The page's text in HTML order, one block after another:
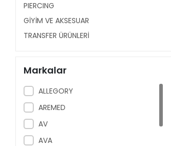
PIERCING
GİYİM VE AKSESUAR
TRANSFER ÜRÜNLERİ
Markalar
ALLEGORY
AREMED
AV
AVA